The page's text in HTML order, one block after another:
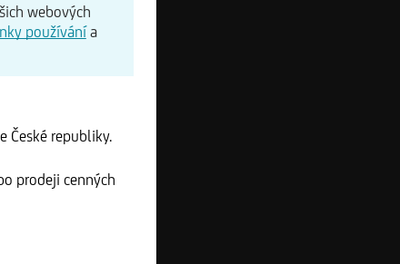
webových
používánía
České republiky.
prodeji cenných